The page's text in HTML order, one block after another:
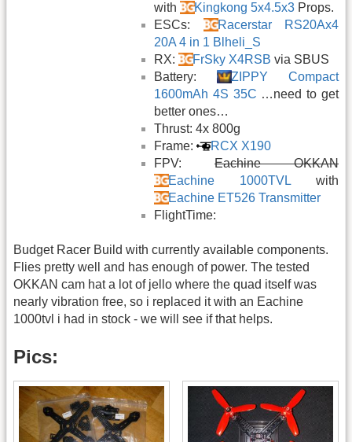
with
Kingkong 5x4.5x3 Props.
ESCs:
Racerstar RS20Ax4
20A 4 in 1 Blheli_S
RX:
FrSky X4RSB via SBUS
Battery:
ZIPPY Compact
1600mAh 4S 35C …need to get
better ones…
Thrust: 4x 800g
Frame:
RCX X190
FPV: Eachine OKKAN
Eachine 1000TVL with
Eachine ET526 Transmitter
FlightTime:
Budget Racer Build with currently available components.
Flies pretty well and has enough of power. The tested
OKKAN cam hat a lot of jello where the quad itself was
nearly vibration free, so i replaced it with an Eachine
1000tvl i had in stock - we will see if that helps.
Pics: